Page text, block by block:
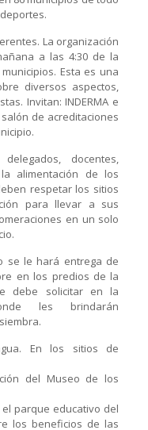
La organización
a las 4:30 de la
Esta es una
diversos aspectos,
Invitan: INDERMA e
de acreditaciones
docentes,
alimentación de los
respetar los sitios
para llevar a sus
en un solo
se le hará entrega de
en los predios de la
debe solicitar en la
les brindarán
En los sitios de
del Museo de los
parque educativo del
los beneficios de las